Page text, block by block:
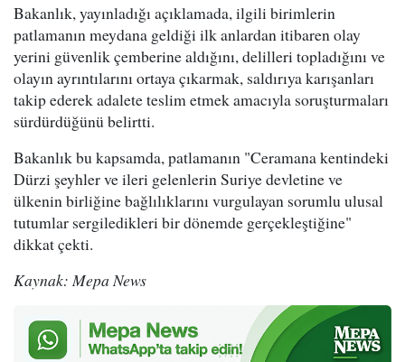
Bakanlık, yayınladığı açıklamada, ilgili birimlerin
patlamanın meydana geldiği ilk anlardan itibaren olay
yerini güvenlik çemberine aldığını, delilleri topladığını ve
olayın ayrıntılarını ortaya çıkarmak, saldırıya karışanları
takip ederek adalete teslim etmek amacıyla soruşturmaları
sürdürdüğünü belirtti.
Bakanlık bu kapsamda, patlamanın "Ceramana kentindeki
Dürzi şeyhler ve ileri gelenlerin Suriye devletine ve
ülkenin birliğine bağlılıklarını vurgulayan sorumlu ulusal
tutumlar sergiledikleri bir dönemde gerçekleştiğine"
dikkat çekti.
Kaynak: Mepa News